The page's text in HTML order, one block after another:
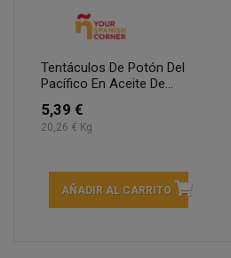
Tentáculos De Potón Del
Pacífico En Aceite De...
5,39 €
20,26 € Kg
AÑADIR AL CARRITO